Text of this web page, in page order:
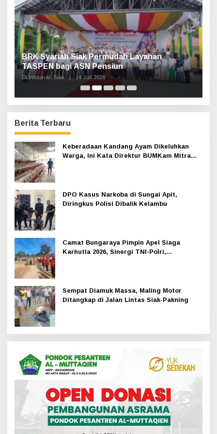
:
Haul Sultan Siak ke-60 Digelar, Bupati Afni
Ajak Masyarakat Lestarikan Sejarah
Kesultanan
Di Infotorial, Siak | 12 Juli 2026
Berita Terbaru
Keberadaan Kandang Ayam Dikeluhkan
Warga, Ini Kata Direktur BUMKam Mitra
DPO Kasus Narkoba di Sungai Apit,
Diringkus Polisi Dibalik Kelambu
Camat Bungaraya Pimpin Apel Siaga
Karhutla 2026, Sinergi TNI-Polri,
Sempat Diamuk Massa, Maling Motor
Ditangkap di Jalan Lintas Siak-Pakning